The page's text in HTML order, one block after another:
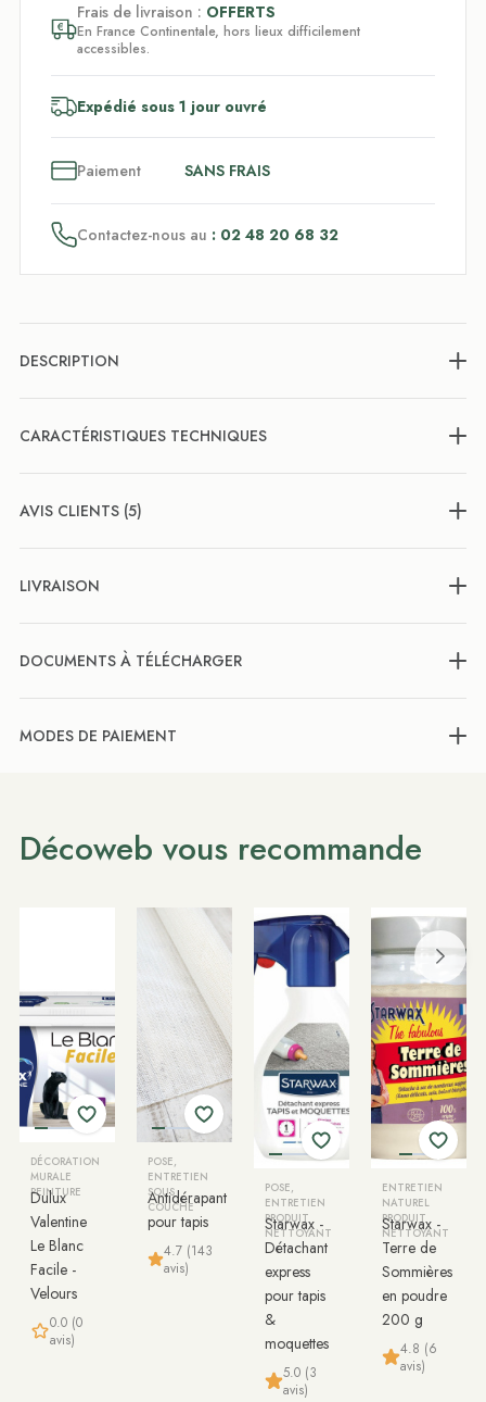
Frais de livraison : OFFERTS
En France Continentale, hors lieux difficilement
accessibles.
Expédié sous 1 jour ouvré
Paiement SANS FRAIS
Contactez-nous au : 02 48 20 68 32
DESCRIPTION
CARACTÉRISTIQUES TECHNIQUES
AVIS CLIENTS (5)
LIVRAISON
DOCUMENTS À TÉLÉCHARGER
MODES DE PAIEMENT
Décoweb vous recommande
DÉCORATION
MURALE
PEINTURE
Dulux
Valentine
Le Blanc
Facile -
Velours
0.0 (0
avis)
POSE,
ENTRETIEN
SOUS
COUCHE
Antidérapant
pour tapis
4.7 (143
avis)
POSE,
ENTRETIEN
PRODUIT
NETTOYANT
Starwax -
Détachant
express
pour tapis
&
moquettes
5.0 (3
avis)
ENTRETIEN
NATUREL
PRODUIT
NETTOYANT
Starwax -
Terre de
Sommières
en poudre
200 g
4.8 (6
avis)